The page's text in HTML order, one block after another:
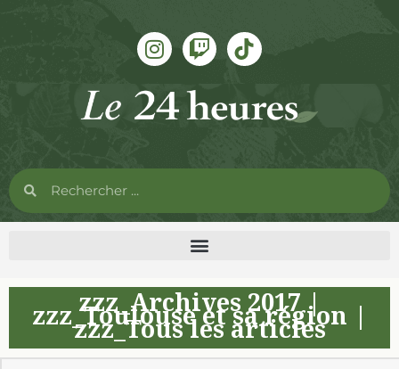
zzz_Archives 2017|
zzz_Toulouse et sa région
zzz_Tous les articles